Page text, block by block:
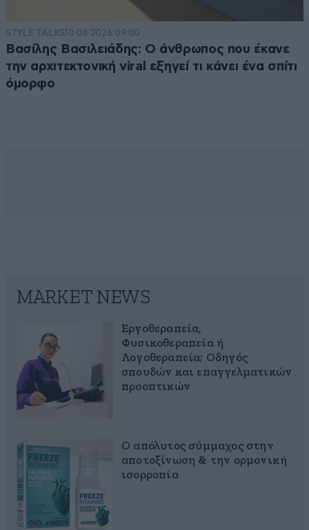
STYLE TALKS10·08·2026 09:00
Βασίλης Βασιλειάδης: Ο άνθρωπος που έκανε
την αρχιτεκτονική viral εξηγεί τι κάνει ένα σπίτι
όμορφο
MARKET NEWS
Εργοθεραπεία,
Φυσικοθεραπεία ή
Λογοθεραπεία; Οδηγός
σπουδών και επαγγελματικών
προοπτικών
Ο απόλυτος σύμμαχος στην
αποτοξίνωση & την ορμονική
ισορροπία